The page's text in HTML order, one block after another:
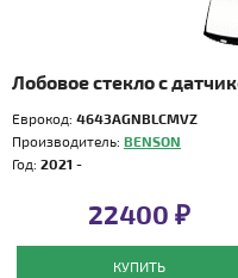
Лобовое стекло с
Еврокод: 4643AGNBLCMVZ
Производитель: BENSON
Год: 2021 -
22400 ₽
КУПИТЬ